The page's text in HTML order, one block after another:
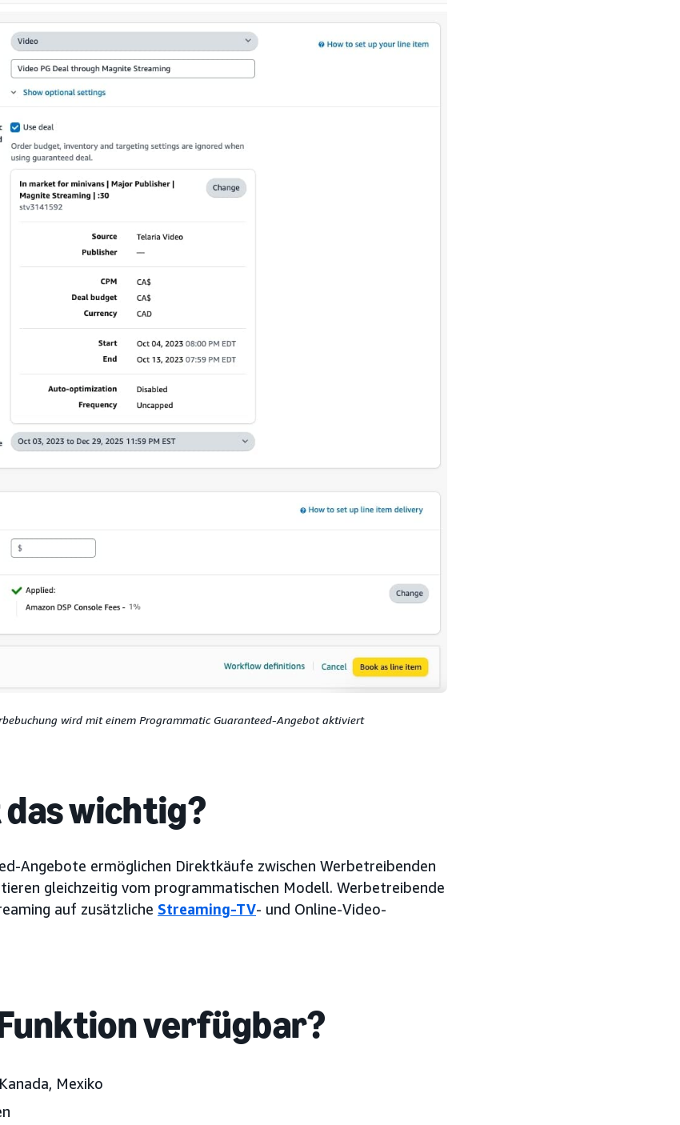
wird mit einem Programmatic Guaranteed-Angebot aktiviert
wichtig?
Angebote ermöglichen Direktkäufe zwischen Werbetreibenden
gleichzeitig vom programmatischen Modell. Werbetreibende
auf zusätzliche Streaming-TV- und Online-Video-
verfügbar?
Mexiko